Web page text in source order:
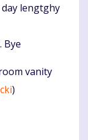
lengtghy
Bye
vanity
)